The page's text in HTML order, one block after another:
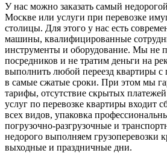
У нас можно заказать самый
Москве или услуги при перевозке
столицы. Для этого у нас есть
машины, квалифицированные
инструменты и оборудование. Мы не
посредников и не тратим деньги на
выполнить любой переезд квартиры с
в самые сжатые сроки. При этом мы
тарифы, отсутствие скрытых
услуг по перевозке квартиры входит
всех видов, упаковка
погрузочно-разгрузочные и
недорого выполняем грузоперевозки
выходные и праздничные дни.